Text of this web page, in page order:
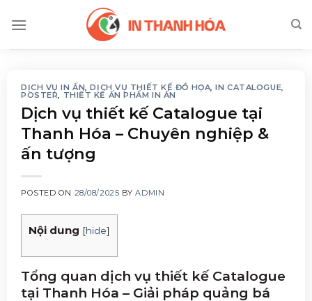
DỊCH VỤ IN ẤN,DỊCH VỤ THIẾT KẾ ĐỒ HỌA,IN CATALOGUE,
POSTER, THIẾT KẾ ẤN PHẨM IN ẤN
Dịch vụ thiết kế Catalogue tại
Thanh Hóa – Chuyên nghiệp &
ấn tượng
POSTED ON 28/08/2025 BYADMIN
Nội dung [hide]
Tổng quan dịch vụ thiết kế Catalogue
tại Thanh Hóa – Giải pháp quảng bá